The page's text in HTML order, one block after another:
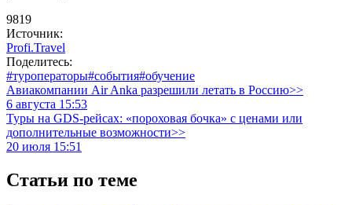
9819
Источник:
Profi.Travel
Поделитесь:
#туроператоры#события#обучение
Авиакомпании Air Anka разрешили летать в Россию>>
6 августа 15:53
Туры на GDS-рейсах: «пороховая бочка» с ценами или
дополнительные возможности>>
20 июля 15:51
Статьи по теме